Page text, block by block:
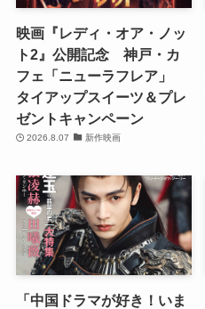
映画『レディ・オア・ノッ
ト2』公開記念 神戸・カ
フェ「ニューラフレア」
タイアップスイーツ＆プレ
ゼントキャンペーン
2026.8.07 新作映画
「中国ドラマが好き！いま